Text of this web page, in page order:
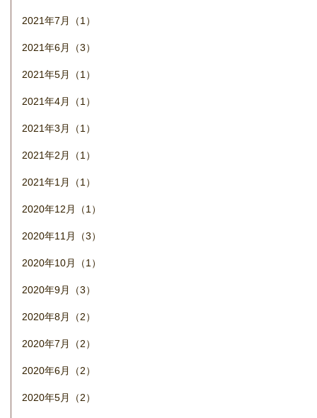
2021年7月（1）
2021年6月（3）
2021年5月（1）
2021年4月（1）
2021年3月（1）
2021年2月（1）
2021年1月（1）
2020年12月（1）
2020年11月（3）
2020年10月（1）
2020年9月（3）
2020年8月（2）
2020年7月（2）
2020年6月（2）
2020年5月（2）